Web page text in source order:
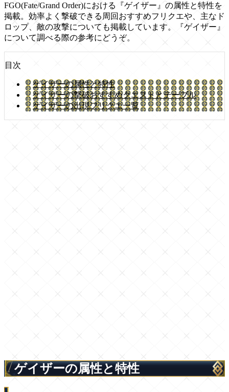
FGO(Fate/Grand Order)における『ゲイザー』の属性と特性を
掲載。効率よく撃破できる周回おすすめフリクエや、主なド
ロップ、敵の攻撃についても掲載しています。『ゲイザー』
について調べる際の参考にどうぞ。
目次
ゲイザーの属性と特性
ゲイザーの撃破おすすめクエストとテーブル
ゲイザーの出現フリクエ一覧
ゲイザーの属性と特性